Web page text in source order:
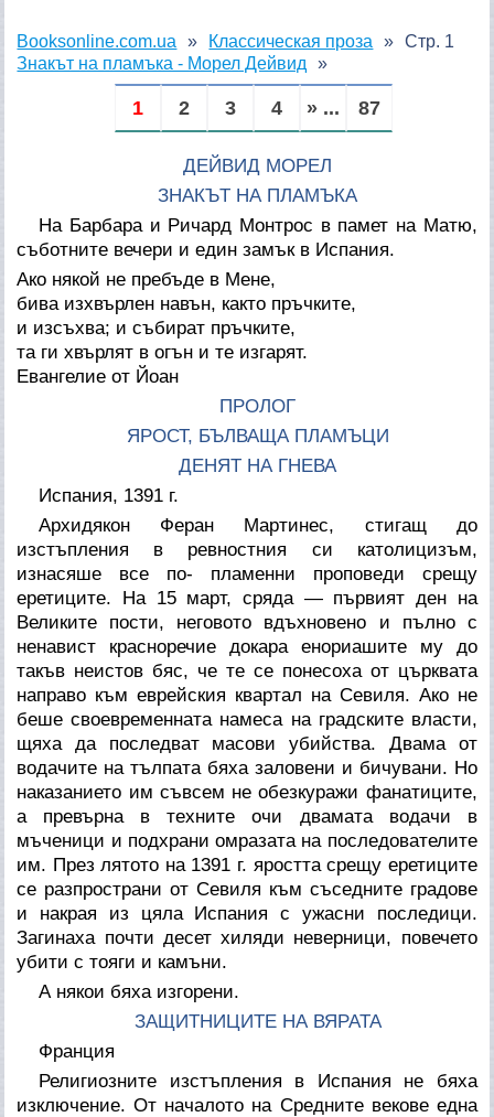
Booksonline.com.ua
Классическая проза
Знакът на пламъка - Морел Дейвид
Стр. 1
1 2 3 4 » ... 87
ДЕЙВИД МОРЕЛ
ЗНАКЪТ НА ПЛАМЪКА
На Барбара и Ричард Монтрос в памет на Матю,
съботните вечери и един замък в Испания.
Ако някой не пребъде в Мене,
бива изхвърлен навън, както пръчките,
и изсъхва; и събират пръчките,
та ги хвърлят в огън и те изгарят.
Евангелие от Йоан
ПРОЛОГ
ЯРОСТ, БЪЛВАЩА ПЛАМЪЦИ
ДЕНЯТ НА ГНЕВА
Испания, 1391 г.
Архидякон Феран Мартинес, стигащ до
изстъпления в ревностния си католицизъм,
изнасяше все по- пламенни проповеди срещу
еретиците. На 15 март, сряда — първият ден на
Великите пости, неговото вдъхновено и пълно с
ненавист красноречие докара енориашите му до
такъв неистов бяс, че те се понесоха от църквата
направо към еврейския квартал на Севиля. Ако не
беше своевременната намеса на градските власти,
щяха да последват масови убийства. Двама от
водачите на тълпата бяха заловени и бичувани. Но
наказанието им съвсем не обезкуражи фанатиците,
а превърна в техните очи двамата водачи в
мъченици и подхрани омразата на последователите
им. През лятото на 1391 г. яростта срещу еретиците
се разпространи от Севиля към съседните градове
и накрая из цяла Испания с ужасни последици.
Загинаха почти десет хиляди неверници, повечето
убити с тояги и камъни.
А някои бяха изгорени.
ЗАЩИТНИЦИТЕ НА ВЯРАТА
Франция
Религиозните изстъпления в Испания не бяха
изключение. От началото на Средните векове една